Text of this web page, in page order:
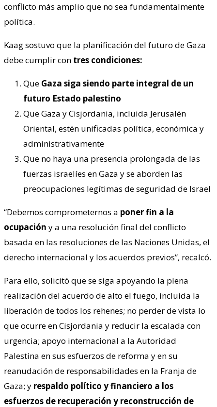
conflicto más amplio que no sea fundamentalmente
política.
Kaag sostuvo que la planificación del futuro de Gaza
debe cumplir con tres condiciones:
Que Gaza siga siendo parte integral de un
futuro Estado palestino
Que Gaza y Cisjordania, incluida Jerusalén
Oriental, estén unificadas política, económica y
administrativamente
Que no haya una presencia prolongada de las
fuerzas israelíes en Gaza y se aborden las
preocupaciones legítimas de seguridad de Israel
“Debemos comprometernos a poner fin a la
ocupación y a una resolución final del conflicto
basada en las resoluciones de las Naciones Unidas, el
derecho internacional y los acuerdos previos”, recalcó.
Para ello, solicitó que se siga apoyando la plena
realización del acuerdo de alto el fuego, incluida la
liberación de todos los rehenes; no perder de vista lo
que ocurre en Cisjordania y reducir la escalada con
urgencia; apoyo internacional a la Autoridad
Palestina en sus esfuerzos de reforma y en su
reanudación de responsabilidades en la Franja de
Gaza; y respaldo político y financiero a los
esfuerzos de recuperación y reconstrucción de